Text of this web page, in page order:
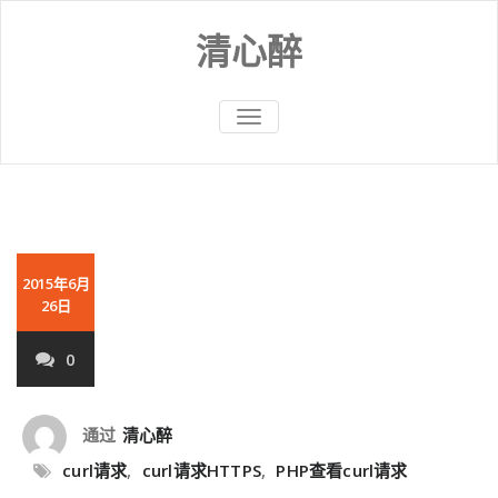
清心醉
切
换
2015年6月
26日
0
通过 清心醉
curl请求, curl请求HTTPS, PHP查看curl请求